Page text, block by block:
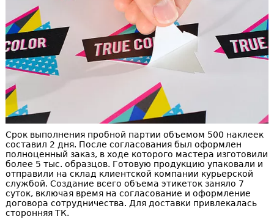
Срок выполнения пробной партии объемом 500 наклеек
составил 2 дня. После согласования был оформлен
полноценный заказ, в ходе которого мастера изготовили
более 5 тыс. образцов. Готовую продукцию упаковали и
отправили на склад клиентской компании курьерской
службой. Создание всего объема этикеток заняло 7
суток, включая время на согласование и оформление
договора сотрудничества. Для доставки привлекалась
сторонняя ТК.